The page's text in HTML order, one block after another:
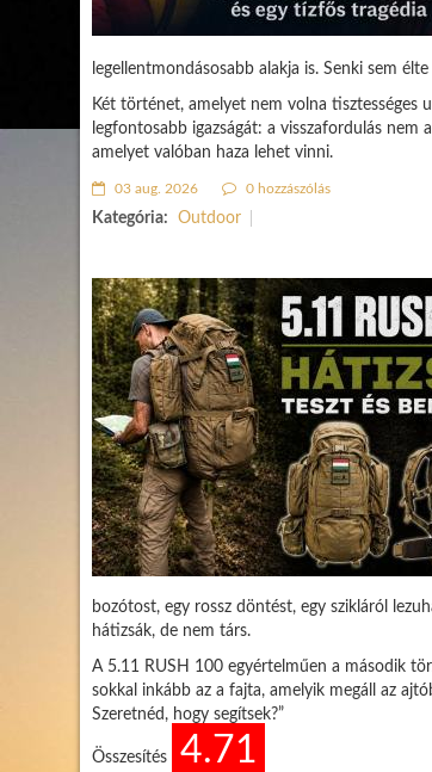
legellentmondásosabb alakja is. Senki sem
Két történet, amelyet nem volna tisztességes
legfontosabb igazságát: a visszafordulás nem
amelyet valóban haza lehet vinni.
03 aug. 2026 0 hozzászólás
Kategória: Outdoor
bozótost, egy rossz döntést, egy szikláról
hátizsák, de nem társ.
A 5.11 RUSH 100 egyértelműen a második
sokkal inkább az a fajta, amelyik megáll az
Szeretnéd, hogy segítsek?”
Összesítés 4.71